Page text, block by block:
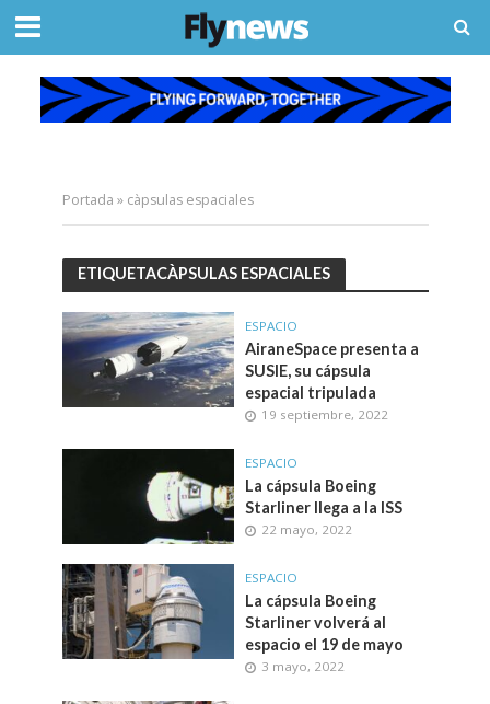
Portada » càpsulas espaciales
ETIQUETACÀPSULAS ESPACIALES
ESPACIO
AiraneSpace presenta a
SUSIE, su cápsula
espacial tripulada
19 septiembre, 2022
ESPACIO
La cápsula Boeing
Starliner llega a la ISS
22 mayo, 2022
ESPACIO
La cápsula Boeing
Starliner volverá al
espacio el 19 de mayo
3 mayo, 2022